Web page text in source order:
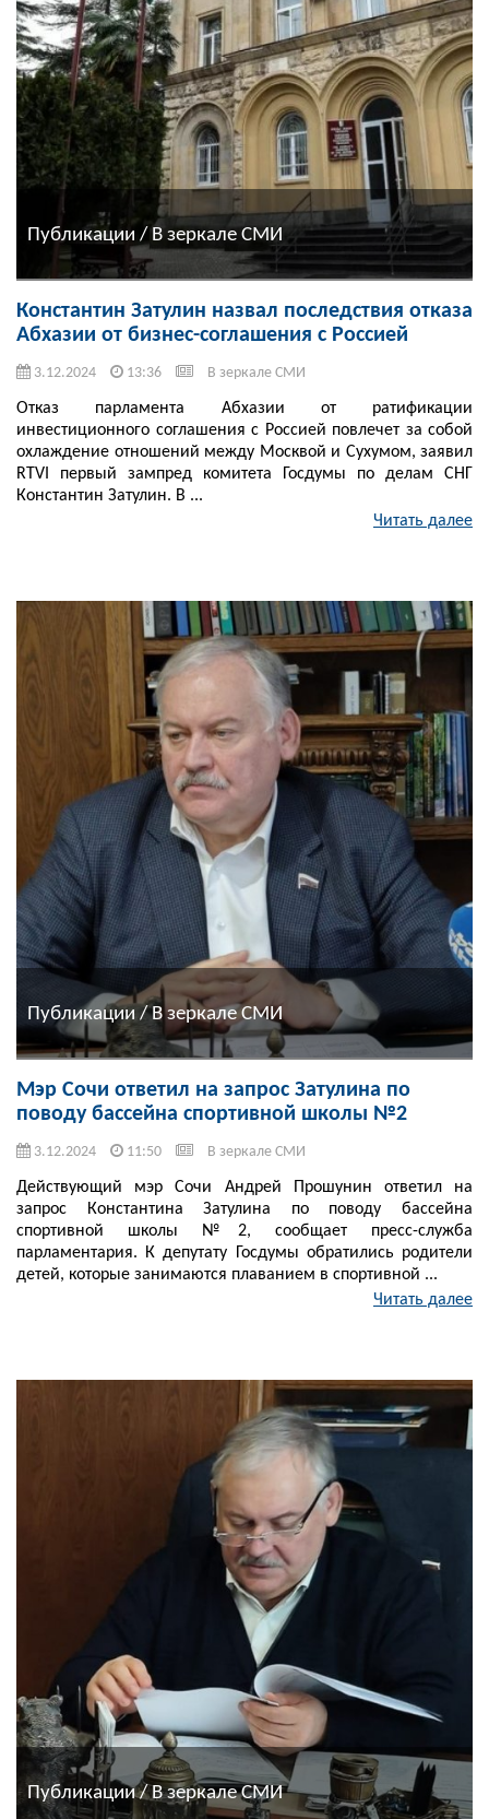
Публикации / В зеркале СМИ
Константин Затулин назвал последствия отказа
Абхазии от бизнес-соглашения с Россией
3.12.2024 13:36 В зеркале СМИ
Отказ парламента Абхазии от ратификации
инвестиционного соглашения с Россией повлечет за собой
охлаждение отношений между Москвой и Сухумом, заявил
RTVI первый зампред комитета Госдумы по делам СНГ
Константин Затулин. В ...
Читать далее
Публикации / В зеркале СМИ
Мэр Сочи ответил на запрос Затулина по
поводу бассейна спортивной школы №2
3.12.2024 11:50 В зеркале СМИ
Действующий мэр Сочи Андрей Прошунин ответил на
запрос Константина Затулина по поводу бассейна
спортивной школы №2, сообщает пресс-служба
парламентария. К депутату Госдумы обратились родители
детей, которые занимаются плаванием в спортивной ...
Читать далее
Публикации / В зеркале СМИ